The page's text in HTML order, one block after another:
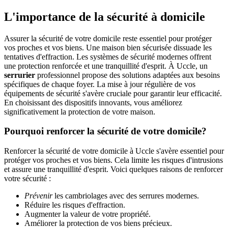
L'importance de la sécurité à domicile
Assurer la sécurité de votre domicile reste essentiel pour protéger
vos proches et vos biens. Une maison bien sécurisée dissuade les
tentatives d'effraction. Les systèmes de sécurité modernes offrent
une protection renforcée et une tranquillité d'esprit. À Uccle, un
serrurier professionnel propose des solutions adaptées aux besoins
spécifiques de chaque foyer. La mise à jour régulière de vos
équipements de sécurité s'avère cruciale pour garantir leur efficacité.
En choisissant des dispositifs innovants, vous améliorez
significativement la protection de votre maison.
Pourquoi renforcer la sécurité de votre domicile?
Renforcer la sécurité de votre domicile à Uccle s'avère essentiel pour
protéger vos proches et vos biens. Cela limite les risques d'intrusions
et assure une tranquillité d'esprit. Voici quelques raisons de renforcer
votre sécurité :
Prévenirles cambriolages avec des serrures modernes.
Réduire les risques d'effraction.
Augmenter la valeur de votre propriété.
Améliorer la protection de vos biens précieux.